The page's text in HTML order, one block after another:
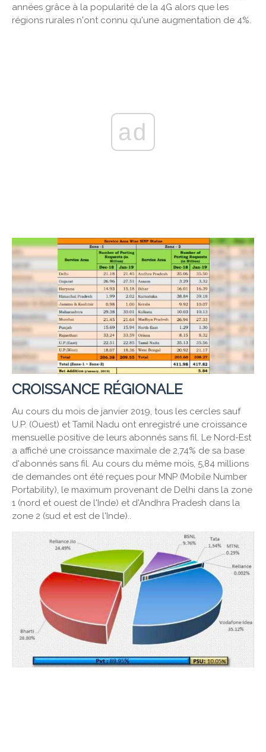
années grâce à la popularité de la 4G alors que les
régions rurales n'ont connu qu'une augmentation de 4%.
ad
CROISSANCE RÉGIONALE
Au cours du mois de janvier 2019, tous les cercles sauf
U.P. (Ouest) et Tamil Nadu ont enregistré une croissance
mensuelle positive de leurs abonnés sans fil. Le Nord-Est
a affiché une croissance maximale de 2,74% de sa base
d'abonnés sans fil. Au cours du même mois, 5,84 millions
de demandes ont été reçues pour MNP (Mobile Number
Portability), le maximum provenant de Delhi dans la zone
1 (nord et ouest de l'Inde) et d'Andhra Pradesh dans la
zone 2 (sud et est de l'Inde)..